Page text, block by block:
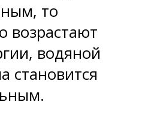
то
возрастают
водяной
становится